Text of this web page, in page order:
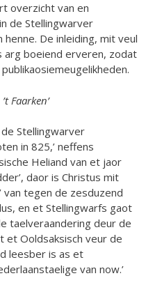
overzicht van en
de Stellingwarver
De inleiding, mit veul
arg boeiend erveren, zodat
Faarken’
de Stellingwarver
in 825,’ neffens
Heliand van et jaor
daor is Christus mit
van tegen de zesduzend
en et Stellingwarfs gaot
taelveraandering deur de
et Ooldsaksisch veur de
leesber is as et
van now.’